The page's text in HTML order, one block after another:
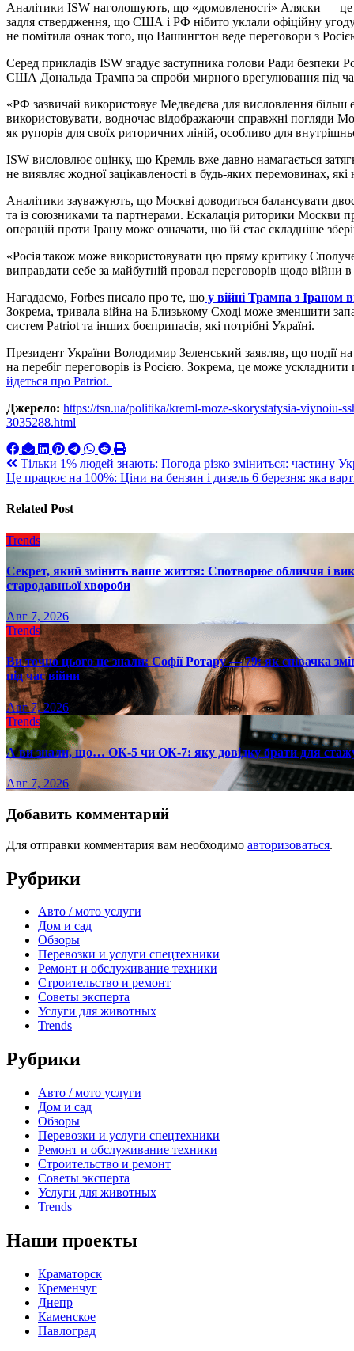
Аналітики ISW наголошують, що «домовленості» Аляски —
задля ствердження, що США і РФ нібито уклали офіційну
не помітила ознак того, що Вашингтон веде переговори з
Серед прикладів ISW згадує заступника голови Ради безпеки
США Дональда Трампа за спроби мирного врегулювання під
«РФ зазвичай використовує Медведєва для висловлення
використовувати, водночас відображаючи справжні погляди
як рупорів для своїх риторичних ліній, особливо для
ISW висловлює оцінку, що Кремль вже давно намагається
не виявляє жодної зацікавленості в будь-яких перемовинах,
Аналітики зауважують, що Москві доводиться балансувати
та із союзниками та партнерами. Ескалація риторики Москви
операцій проти Ірану може означати, що їй стає складніше
«Росія також може використовувати цю пряму критику
виправдати себе за майбутній провал переговорів щодо війни
Нагадаємо, Forbes писало про те, що у війні Трампа з
Зокрема, тривала війна на Близькому Сході може зменшити
систем Patriot та інших боєприпасів, які потрібні Україні.
Президент України Володимир Зеленський заявляв, що події
на перебіг переговорів із Росією. Зокрема, це може
йдеться про Patriot.
Джерело: https://tsn.ua/politika/kreml-moze-skorystatysia-viynoiu-
3035288.html
Навигация
по
записям
Тільки 1% людей знають: Погода різко зміниться: частину
Це працює на 100%: Ціни на бензин і дизель 6 березня: яка
Related Post
Trends
Секрет, який змінить ваше життя: Спотворює обличчя і
стародавньої хвороби
Авг 7, 2026
Trends
Ви точно цього не знали: Софії Ротару — 79: як співачка
під час війни
Авг 7, 2026
Trends
А ви знали, що… ОК-5 чи ОК-7: яку довідку брати для
Авг 7, 2026
Добавить комментарий
Для отправки комментария вам необходимо авторизоваться.
Рубрики
Авто / мото услуги
Дом и сад
Обзоры
Перевозки и услуги спецтехники
Ремонт и обслуживание техники
Строительство и ремонт
Советы эксперта
Услуги для животных
Trends
Рубрики
Авто / мото услуги
Дом и сад
Обзоры
Перевозки и услуги спецтехники
Ремонт и обслуживание техники
Строительство и ремонт
Советы эксперта
Услуги для животных
Trends
Наши проекты
Краматорск
Кременчуг
Днепр
Каменское
Павлоград